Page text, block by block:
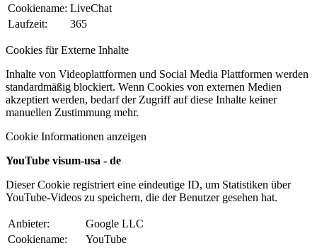
Cookiename: LiveChat
Laufzeit:
365
Cookies für Externe Inhalte
Inhalte von Videoplattformen und Social Media Plattformen werden
standardmäßig blockiert. Wenn Cookies von externen Medien
akzeptiert werden, bedarf der Zugriff auf diese Inhalte keiner
manuellen Zustimmung mehr.
Cookie Informationen anzeigen
YouTube visum-usa - de
Dieser Cookie registriert eine eindeutige ID, um Statistiken über
YouTube-Videos zu speichern, die der Benutzer gesehen hat.
Anbieter:
Google LLC
Cookiename:
YouTube